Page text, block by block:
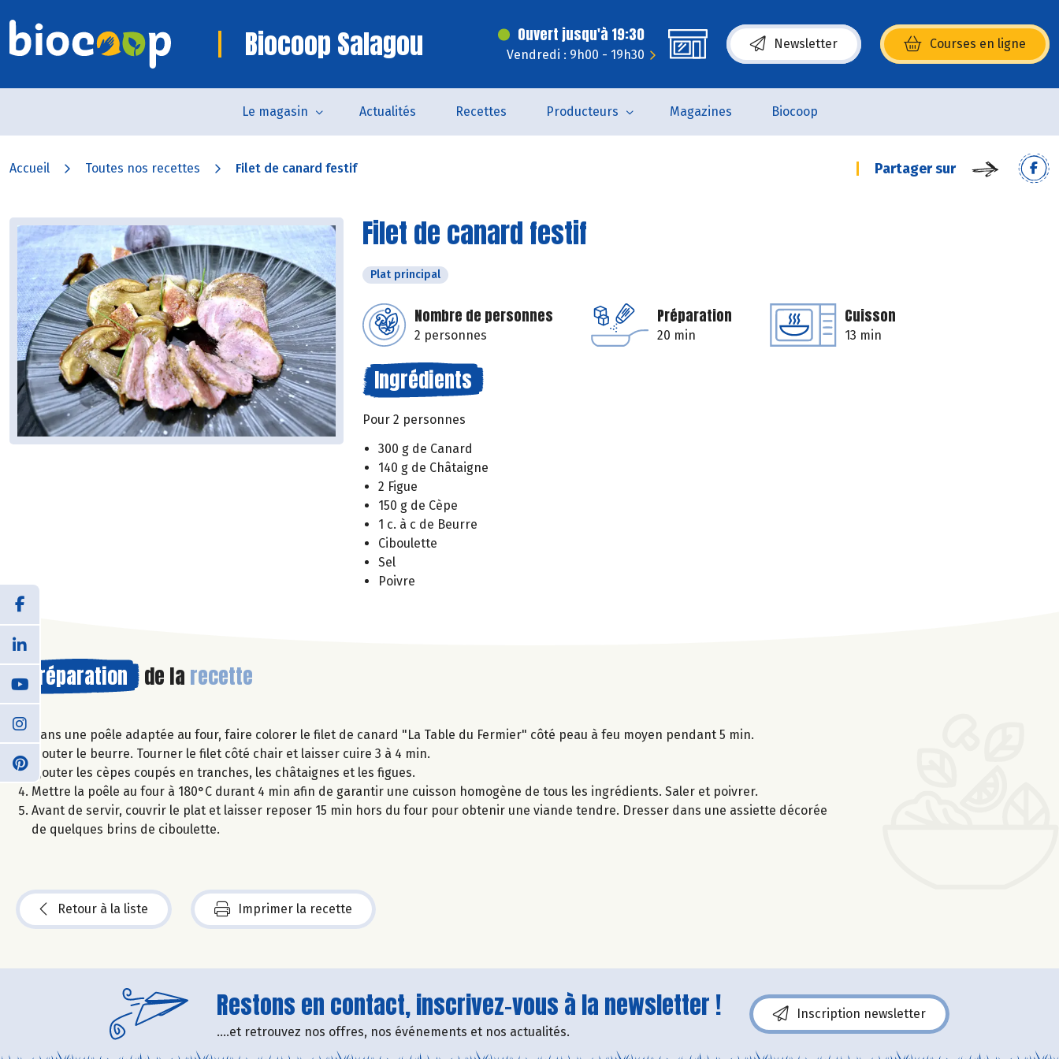
Biocoop Salagou Ouvert jusqu'à 19:30
Vendredi : 9h00 - 19h30
Newsletter Courses en ligne
(s’ouvre dans une nouvelle fenêtre)
Le magasin Actualités Recettes Producteurs Magazines Biocoop
Accueil Toutes nos recettes Filet de canard festif Partager sur
Filet de canard festif
Plat principal
Nombre de personnes
2 personnes
Préparation
20 min
Cuisson
13 min
Ingrédients
Pour 2 personnes
300 g de Canard
140 g de Châtaigne
2 Figue
150 g de Cèpe
1 c. à c de Beurre
Ciboulette
Sel
Poivre
Préparation de la recette
Dans une poêle adaptée au four, faire colorer le filet de canard "La Table du Fermier" côté peau à feu moyen pendant 5 min.
Ajouter le beurre. Tourner le filet côté chair et laisser cuire 3 à 4 min.
Ajouter les cèpes coupés en tranches, les châtaignes et les figues.
Mettre la poêle au four à 180°C durant 4 min afin de garantir une cuisson homogène de tous les ingrédients. Saler et poivrer.
Avant de servir, couvrir le plat et laisser reposer 15 min hors du four pour obtenir une viande tendre. Dresser dans une assiette décorée
de quelques brins de ciboulette.
Retour à la liste Imprimer la recette
Restons en contact, inscrivez-vous à la newsletter !
....et retrouvez nos offres, nos événements et nos actualités.
Inscription newsletter